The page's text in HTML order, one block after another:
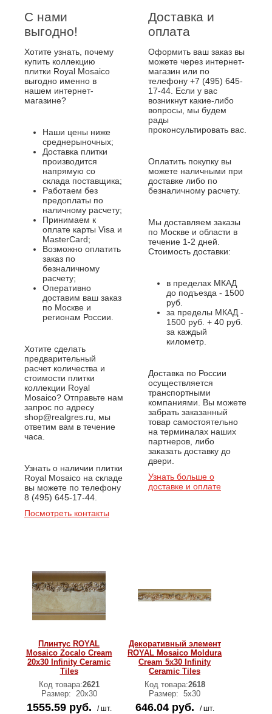
С нами
выгодно!
Хотите узнать, почему
купить коллекцию
плитки Royal Mosaico
выгодно именно в
нашем интернет-
магазине?
Наши цены ниже
среднерыночных;
Доставка плитки
производится
напрямую со
склада поставщика;
Работаем без
предоплаты по
наличному расчету;
Принимаем к
оплате карты Visa и
MasterCard;
Возможно оплатить
заказ по
безналичному
расчету;
Оперативно
доставим ваш заказ
по Москве и
регионам России.
Хотите сделать
предварительный
расчет количества и
стоимости плитки
коллекции Royal
Mosaico? Отправьте нам
запрос по адресу
shop@realgres.ru, мы
ответим вам в течение
часа.
Узнать о наличии плитки
Royal Mosaico на складе
вы можете по телефону
8 (495) 645-17-44.
Посмотреть контакты
Доставка и
оплата
Оформить ваш заказ вы
можете через интернет-
магазин или по
телефону +7 (495) 645-
17-44. Если у вас
возникнут какие-либо
вопросы, мы будем
рады
проконсультировать вас.
Оплатить покупку вы
можете наличными при
доставке либо по
безналичному расчету.
Мы доставляем заказы
по Москве и области в
течение 1-2 дней.
Стоимость доставки:
в пределах МКАД
до подъезда - 1500
руб.
за пределы МКАД -
1500 руб. + 40 руб.
за каждый
километр.
Доставка по России
осуществляется
транспортными
компаниями. Вы можете
забрать заказанный
товар самостоятельно
на терминалах наших
партнеров, либо
заказать доставку до
двери.
Узнать больше о
доставке и оплате
Плинтус ROYAL
Mosaico Zocalo Cream
20х30 Infinity Ceramic
Tiles
Код товара:2621
Размер: 20х30
1555.59 руб. / шт.
Декоративный элемент
ROYAL Mosaico Moldura
Cream 5x30 Infinity
Ceramic Tiles
Код товара:2618
Размер: 5х30
646.04 руб. / шт.